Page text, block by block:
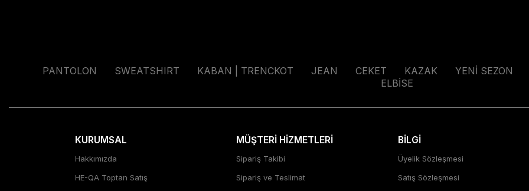
PANTOLON SWEATSHIRT KABAN | TRENCKOT JEAN CEKET KAZAK YENİ SEZON
ELBİSE
KURUMSAL
Hakkımızda
HE-QA Toptan Satış
MÜŞTERİ HİZMETLERİ
Sipariş Takibi
Sipariş ve Teslimat
BİLGİ
Üyelik Sözleşmesi
Satış Sözleşmesi